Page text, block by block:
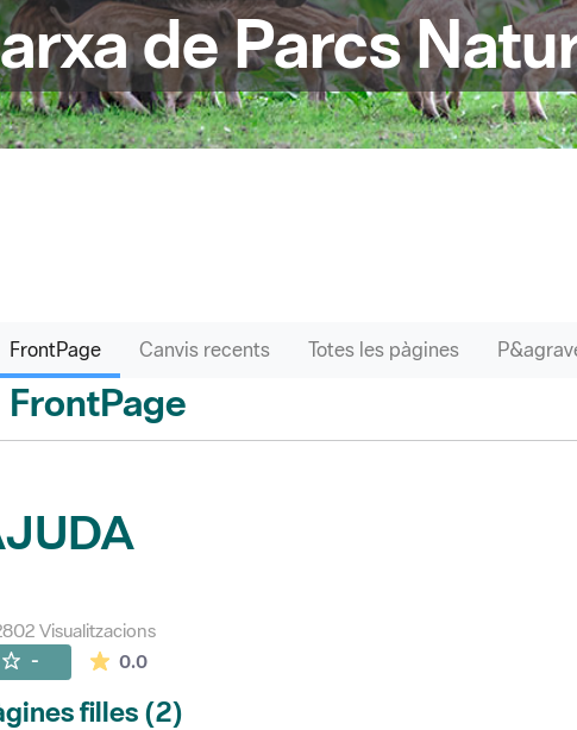
de Parcs
FrontPage Canvis recents Totes les pàgines
FrontPage
Visualitzacions
- 0.0La mitjana de les valoracions és de 0 estrelles de 5.
filles (2)